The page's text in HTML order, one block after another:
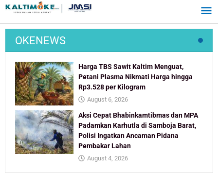
Skip
content
OKENEWS
Harga TBS Sawit Kaltim Menguat,
Petani Plasma Nikmati Harga hingga
Rp3.528 per Kilogram
August 6, 2026
Aksi Cepat Bhabinkamtibmas dan MPA
Padamkan Karhutla di Samboja Barat,
Polisi Ingatkan Ancaman Pidana
Pembakar Lahan
August 4, 2026